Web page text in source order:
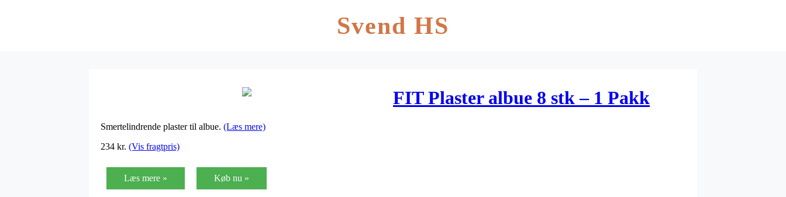
Svend HS
FIT Plaster albue 8 stk – 1 Pakk
Smertelindrende plaster til albue. (Læs mere)
234 kr. (Vis fragtpris)
Læs mere » Køb nu »